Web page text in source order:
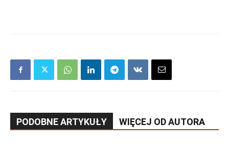
PODOBNE ARTYKUŁY WIĘCEJ OD AUTORA